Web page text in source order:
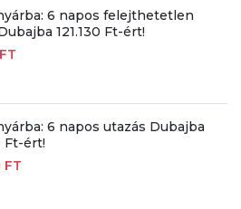
6 napos felejthetetlen
121.130 Ft-ért!
6 napos utazás Dubajba
Ft-ért!
FT